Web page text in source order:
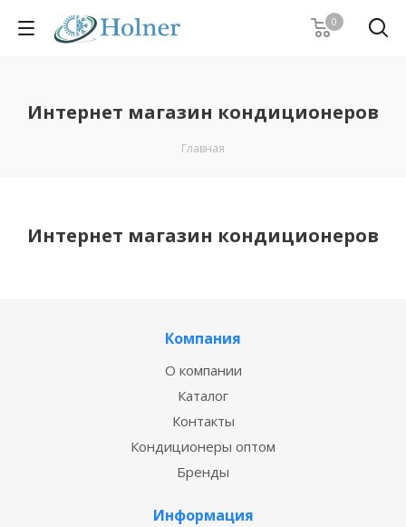
0
Интернет магазин кондиционеров
Главная
Интернет магазин кондиционеров
Компания
О компании
Каталог
Контакты
Кондиционеры оптом
Бренды
Информация